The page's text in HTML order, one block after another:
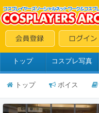
トップ コスプレ写真
トップ ボイス